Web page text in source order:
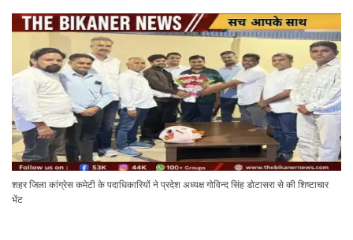
शहर जिला कांग्रेस कमेटी के पदाधिकारियों ने प्रदेश अध्यक्ष गोविन्द सिंह डोटासरा से की शिष्टाचार
भेंट